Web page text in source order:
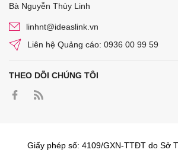
Bà Nguyễn Thùy Linh
linhnt@ideaslink.vn
Liên hệ Quảng cáo: 0936 00 99 59
THEO DÕI CHÚNG TÔI
Giấy phép số: 4109/GXN-TTĐT do Sở